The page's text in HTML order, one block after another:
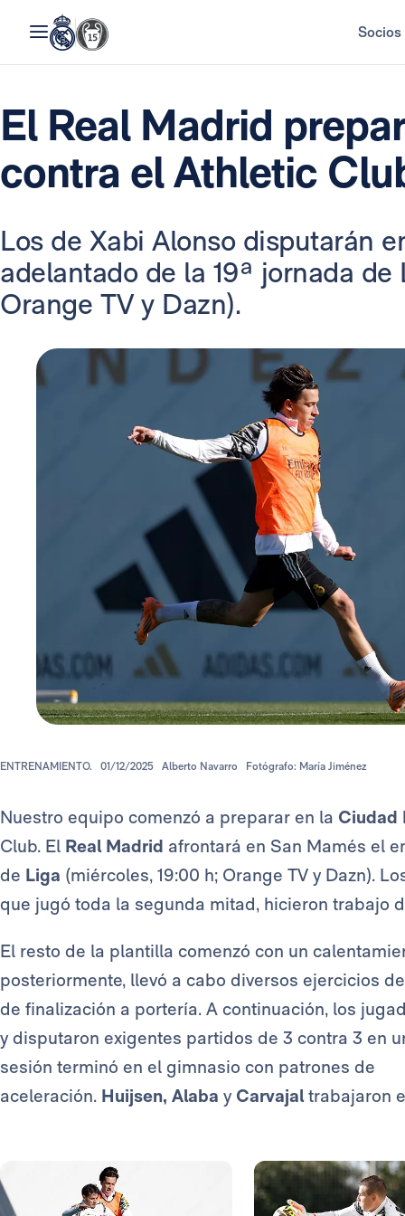
Socios
El Real Madrid
contra el Athletic
Los de Xabi Alonso disputarán
adelantado de la 19ª jornada de
Orange TV y Dazn).
ENTRENAMIENTO. 01/12/2025 Alberto Navarro Fotógrafo: María Jiménez
Nuestro equipo comenzó a preparar en la Ciudad
Club. El Real Madrid afrontará en San Mamés el
de Liga (miércoles, 19:00 h; Orange TV y Dazn).
que jugó toda la segunda mitad, hicieron trabajo
El resto de la plantilla comenzó con un
posteriormente, llevó a cabo diversos ejercicios
de finalización a portería. A continuación, los
y disputaron exigentes partidos de 3 contra 3 en
sesión terminó en el gimnasio con patrones de
aceleración. Huijsen, Alaba y Carvajaltrabajaron